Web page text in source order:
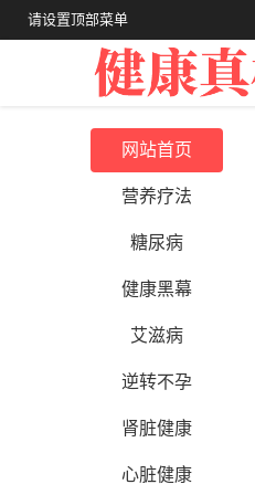
请设置顶部菜单
网站首页
营养疗法
糖尿病
健康黑幕
艾滋病
逆转不孕
肾脏健康
心脏健康